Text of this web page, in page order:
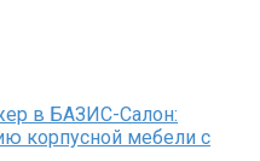
в БАЗИС-Салон:
корпусной мебели с